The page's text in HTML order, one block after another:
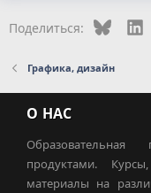
Поделиться: Bluesky
Графика, дизайн
О НАС
продуктами.
материалы на